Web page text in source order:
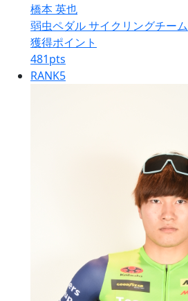
橋本 英也
弱虫ペダル サイクリングチーム
獲得ポイント
481pts
RANK5